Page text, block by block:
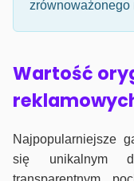
zrównoważonego
Wartość
Najpopularniejsze
się unikalnym